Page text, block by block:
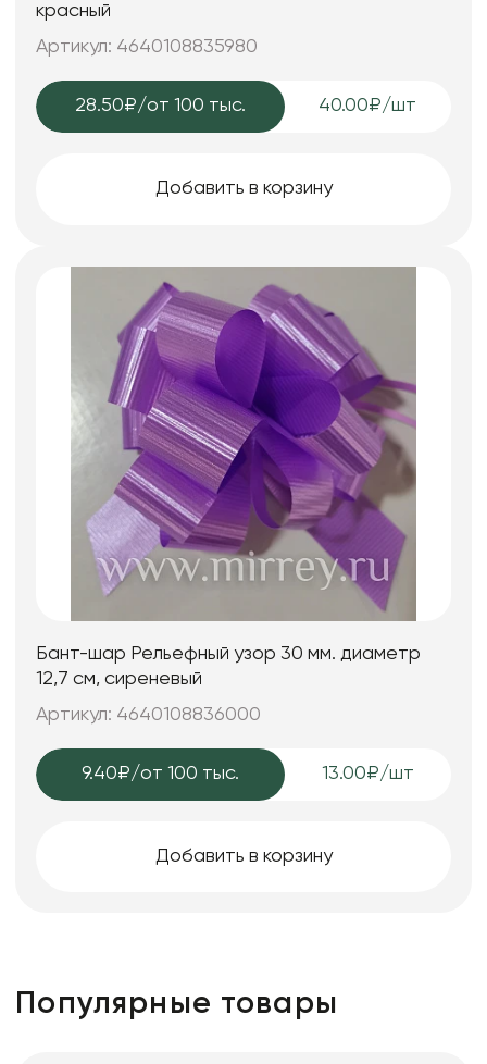
красный
Артикул: 4640108835980
28.50₽/от 100 тыс. 40.00₽/шт
Добавить в корзину
Бант-шар Рельефный узор 30 мм. диаметр
12,7 см, сиреневый
Артикул: 4640108836000
9.40₽/от 100 тыс. 13.00₽/шт
Добавить в корзину
Популярные товары